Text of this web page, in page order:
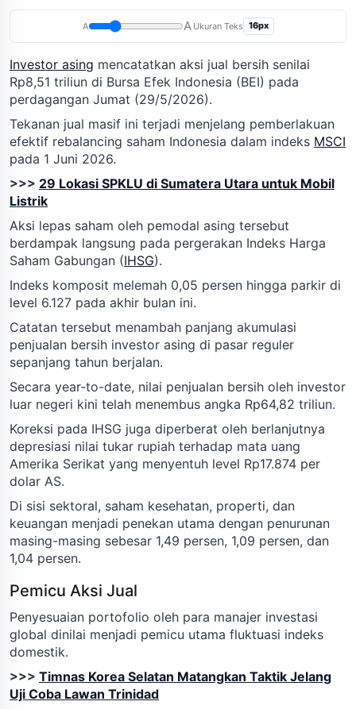
A A Ukuran Teks 16px
Investor asing mencatatkan aksi jual bersih senilai
Rp8,51 triliun di Bursa Efek Indonesia (BEI) pada
perdagangan Jumat (29/5/2026).
Tekanan jual masif ini terjadi menjelang pemberlakuan
efektif rebalancing saham Indonesia dalam indeks MSCI
pada 1 Juni 2026.
>>> 29 Lokasi SPKLU di Sumatera Utara untuk Mobil
Listrik
Aksi lepas saham oleh pemodal asing tersebut
berdampak langsung pada pergerakan Indeks Harga
Saham Gabungan (IHSG).
Indeks komposit melemah 0,05 persen hingga parkir di
level 6.127 pada akhir bulan ini.
Catatan tersebut menambah panjang akumulasi
penjualan bersih investor asing di pasar reguler
sepanjang tahun berjalan.
Secara year-to-date, nilai penjualan bersih oleh investor
luar negeri kini telah menembus angka Rp64,82 triliun.
Koreksi pada IHSG juga diperberat oleh berlanjutnya
depresiasi nilai tukar rupiah terhadap mata uang
Amerika Serikat yang menyentuh level Rp17.874 per
dolar AS.
Di sisi sektoral, saham kesehatan, properti, dan
keuangan menjadi penekan utama dengan penurunan
masing-masing sebesar 1,49 persen, 1,09 persen, dan
1,04 persen.
Pemicu Aksi Jual
Penyesuaian portofolio oleh para manajer investasi
global dinilai menjadi pemicu utama fluktuasi indeks
domestik.
>>> Timnas Korea Selatan Matangkan Taktik Jelang
Uji Coba Lawan Trinidad